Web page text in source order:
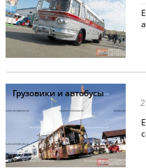
Грузовики и автобусы